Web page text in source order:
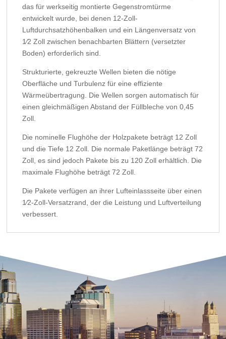
das für werkseitig montierte Gegenstromtürme
entwickelt wurde, bei denen 12-Zoll-
Luftdurchsatzhöhenbalken und ein Längenversatz von
1⁄2 Zoll zwischen benachbarten Blättern (versetzter
Boden) erforderlich sind.
Strukturierte, gekreuzte Wellen bieten die nötige
Oberfläche und Turbulenz für eine effiziente
Wärmeübertragung. Die Wellen sorgen automatisch für
einen gleichmäßigen Abstand der Füllbleche von 0,45
Zoll.
Die nominelle Flughöhe der Holzpakete beträgt 12 Zoll
und die Tiefe 12 Zoll. Die normale Paketlänge beträgt 72
Zoll, es sind jedoch Pakete bis zu 120 Zoll erhältlich. Die
maximale Flughöhe beträgt 72 Zoll.
Die Pakete verfügen an ihrer Lufteinlassseite über einen
1⁄2-Zoll-Versatzrand, der die Leistung und Luftverteilung
verbessert.